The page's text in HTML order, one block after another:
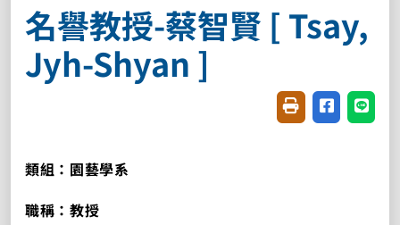
名譽教授-蔡智賢 [ Tsay,
Jyh-Shyan ]
友善列印(開新視
分享至臉書
分享
類組：園藝學系
職稱：教授